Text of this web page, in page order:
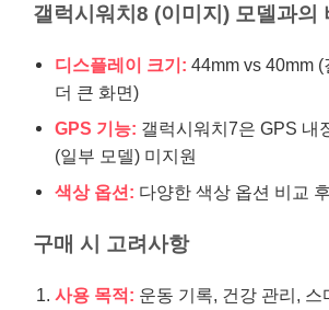
갤럭시워치8 (이미지) 모델과의
디스플레이 크기: 44mm vs 40mm
더 큰 화면)
GPS 기능: 갤럭시워치7은 GPS 내
(일부 모델) 미지원
색상 옵션: 다양한 색상 옵션 비교
구매 시 고려사항
사용 목적: 운동 기록, 건강 관리, 스